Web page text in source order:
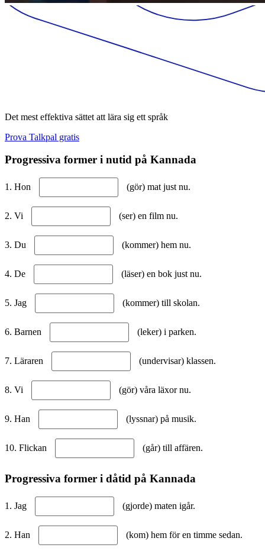
Det mest effektiva sättet att lära sig ett språk
Prova Talkpal gratis
Progressiva former i nutid på Kannada
1. Hon (gör) mat just nu.
2. Vi (ser) en film nu.
3. Du (kommer) hem nu.
4. De (läser) en bok just nu.
5. Jag (kommer) till skolan.
6. Barnen (leker) i parken.
7. Läraren (undervisar) klassen.
8. Vi (gör) våra läxor nu.
9. Han (lyssnar) på musik.
10. Flickan (går) till affären.
Progressiva former i dåtid på Kannada
1. Jag (gjorde) maten igår.
2. Han (kom) hem för en timme sedan.